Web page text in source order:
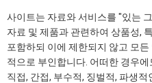
사이트는 자료와 서비스를 "있는
자료 및 제품과 관련하여 상품성,
포함하되 이에 제한되지 않고 모
적으로 부인합니다. 어떠한 경우
직접, 간접, 부수적, 징벌적, 파생